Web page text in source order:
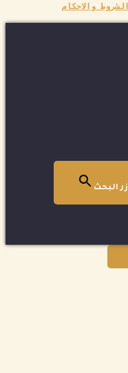
الشروط والاحكام
زر البحث